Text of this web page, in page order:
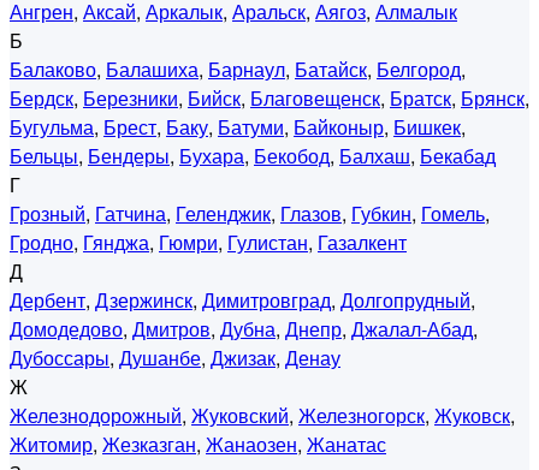
Ангрен, Аксай, Аркалык, Аральск, Аягоз, Алмалык
Б
Балаково, Балашиха, Барнаул, Батайск, Белгород,
Бердск, Березники, Бийск, Благовещенск, Братск, Брянск,
Бугульма, Брест, Баку, Батуми, Байконыр, Бишкек,
Бельцы, Бендеры, Бухара, Бекобод, Балхаш, Бекабад
Г
Грозный, Гатчина, Геленджик, Глазов, Губкин, Гомель,
Гродно, Гянджа, Гюмри, Гулистан, Газалкент
Д
Дербент, Дзержинск, Димитровград, Долгопрудный,
Домодедово, Дмитров, Дубна, Днепр, Джалал-Абад,
Дубоссары, Душанбе, Джизак, Денау
Ж
Железнодорожный, Жуковский, Железногорск, Жуковск,
Житомир, Жезказган, Жанаозен, Жанатас